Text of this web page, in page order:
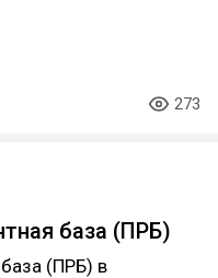
273
база (ПРБ)
(ПРБ) в